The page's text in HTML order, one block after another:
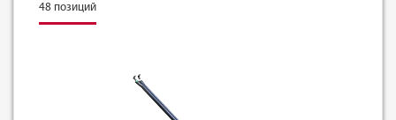
48 позиций